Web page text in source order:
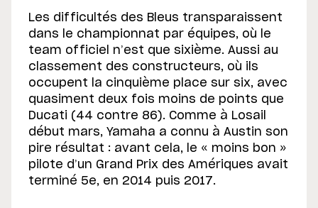
Les difficultés des Bleus transparaissent
dans le championnat par équipes, où le
team officiel n’est que sixième. Aussi au
classement des constructeurs, où ils
occupent la cinquième place sur six, avec
quasiment deux fois moins de points que
Ducati (44 contre 86). Comme à Losail
début mars, Yamaha a connu à Austin son
pire résultat : avant cela, le « moins bon »
pilote d’un Grand Prix des Amériques avait
terminé 5e, en 2014 puis 2017.